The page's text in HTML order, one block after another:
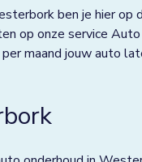
ben je hier op
op onze service Auto
maand jouw auto